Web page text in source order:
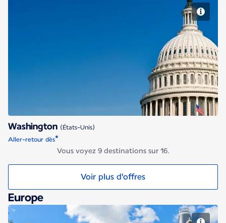
Washington (États-Unis)
Aller-retour dès*
Vous voyez 9 destinations sur 16.
Voir plus d'offres
Europe